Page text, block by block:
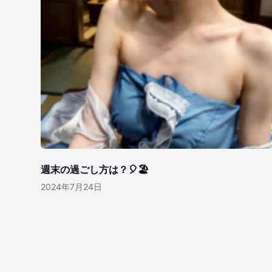
週末の過ごし方は？🎈🏖️
2024年7月24日